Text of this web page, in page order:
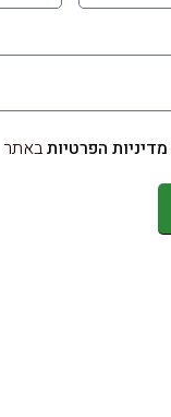
מדיניות הפרטיותבאתר